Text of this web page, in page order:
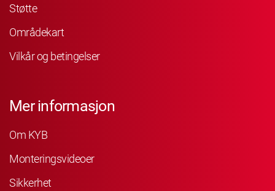
Støtte
Områdekart
Vilkår og betingelser
Mer informasjon
Om KYB
Monteringsvideoer
Sikkerhet